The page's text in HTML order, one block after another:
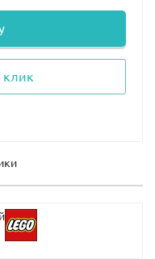
и как оружие.
виде: 16х30х11 см.
клик